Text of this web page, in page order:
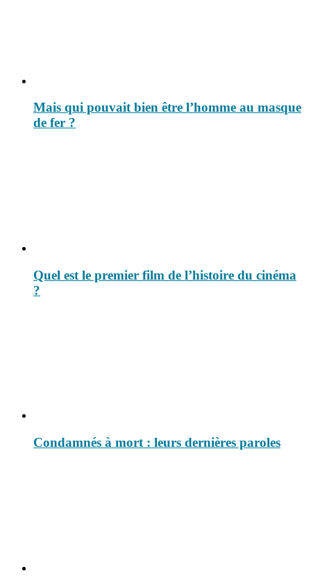
Mais qui pouvait bien être l’homme au masque
de fer ?
Quel est le premier film de l’histoire du cinéma
?
Condamnés à mort : leurs dernières paroles